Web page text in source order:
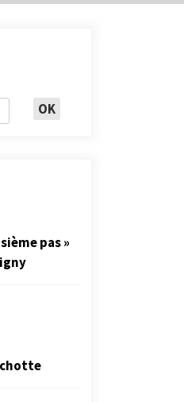
pas »